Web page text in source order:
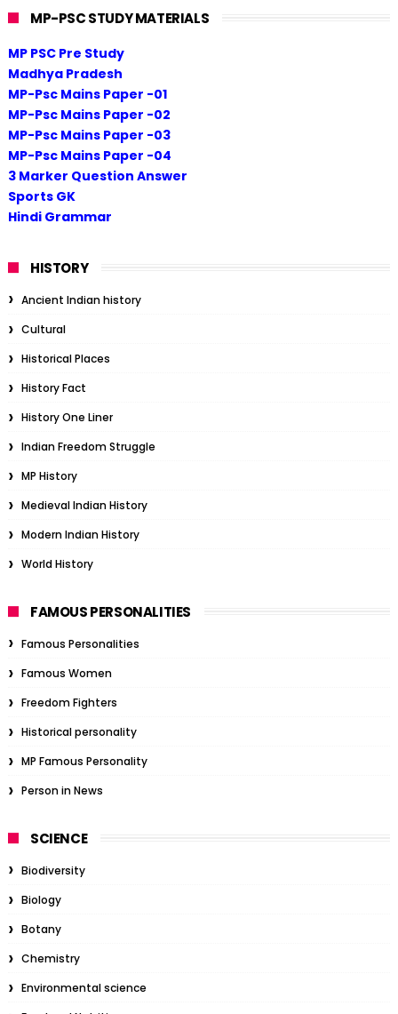
MP-PSC STUDY MATERIALS
MP PSC Pre Study
Madhya Pradesh
MP-Psc Mains Paper -01
MP-Psc Mains Paper -02
MP-Psc Mains Paper -03
MP-Psc Mains Paper -04
3 Marker Question Answer
Sports GK
Hindi Grammar
HISTORY
Ancient Indian history
Cultural
Historical Places
History Fact
History One Liner
Indian Freedom Struggle
MP History
Medieval Indian History
Modern Indian History
World History
FAMOUS PERSONALITIES
Famous Personalities
Famous Women
Freedom Fighters
Historical personality
MP Famous Personality
Person in News
SCIENCE
Biodiversity
Biology
Botany
Chemistry
Environmental science